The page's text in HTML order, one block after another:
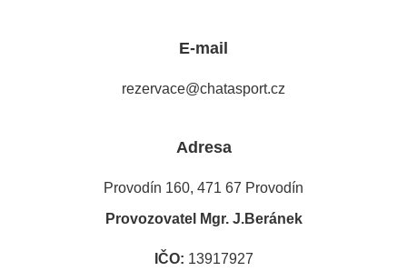
E-mail
rezervace@chatasport.cz
Adresa
Provodín 160, 471 67 Provodín
Provozovatel Mgr. J.Beránek
IČO: 13917927